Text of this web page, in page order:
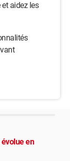
aidez les
en